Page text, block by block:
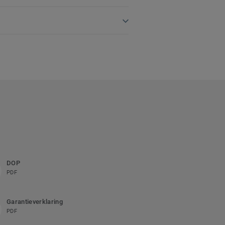
DOP
PDF
Garantieverklaring
PDF